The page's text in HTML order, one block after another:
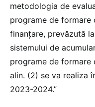
metodologia de
programe de formare
finanțare, prevăzută
sistemului de
programe de formare
alin. (2) se va realiza
2023-2024.”